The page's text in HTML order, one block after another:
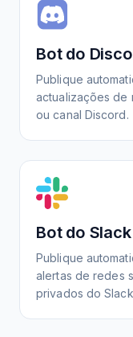
Bot do
Publique
actualizações de
ou canal Discord.
Bot do Slack
Publique
alertas de redes
privados do